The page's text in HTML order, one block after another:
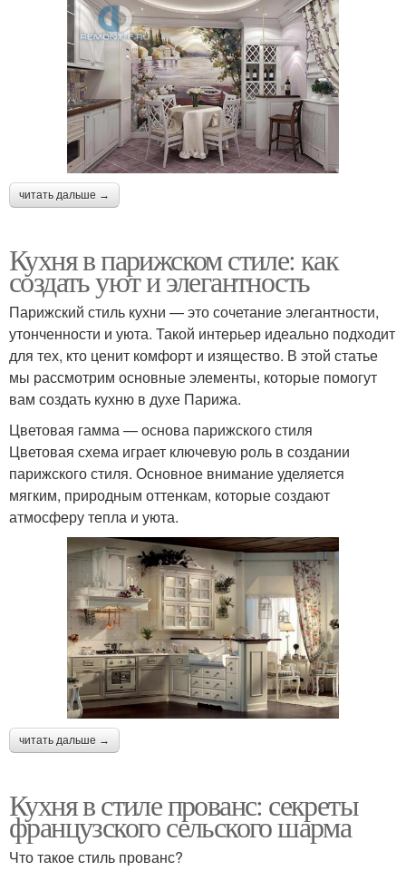
читать дальше →
Кухня в парижском стиле: как
создать уют и элегантность
Парижский стиль кухни — это сочетание элегантности,
утонченности и уюта. Такой интерьер идеально подходит
для тех, кто ценит комфорт и изящество. В этой статье
мы рассмотрим основные элементы, которые помогут
вам создать кухню в духе Парижа.
Цветовая гамма — основа парижского стиля
Цветовая схема играет ключевую роль в создании
парижского стиля. Основное внимание уделяется
мягким, природным оттенкам, которые создают
атмосферу тепла и уюта.
читать дальше →
Кухня в стиле прованс: секреты
французского сельского шарма
Что такое стиль прованс?